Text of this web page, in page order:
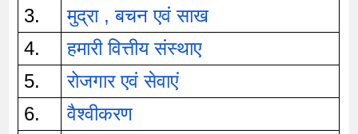
3.
मुद्रा , बचन एवं साख
4.
हमारी वित्तीय संस्थाए
5.
रोजगार एवं सेवाएं
6.
वैश्वीकरण